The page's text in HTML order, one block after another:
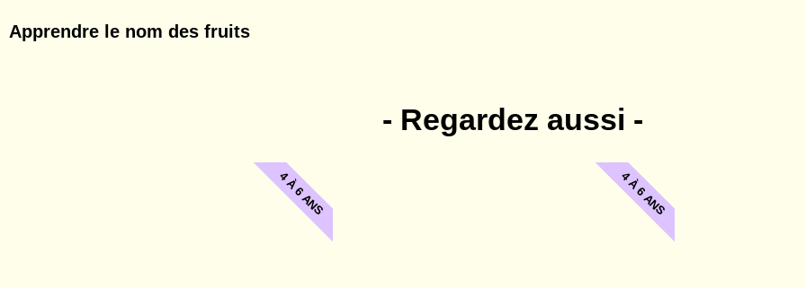
Apprendre le nom des fruits
- Regardez aussi -
4 À 6 ANS 4 À 6 ANS